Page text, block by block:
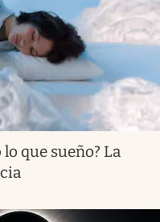
que sueño? La